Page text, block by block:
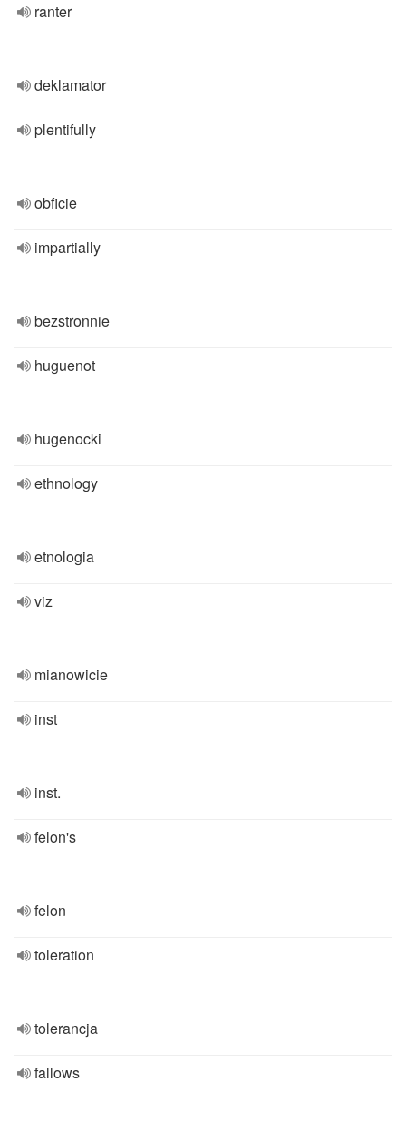
ranter
deklamator
plentifully
obficie
impartially
bezstronnie
huguenot
hugenocki
ethnology
etnologia
viz
mianowicie
inst
inst.
felon's
felon
toleration
tolerancja
fallows